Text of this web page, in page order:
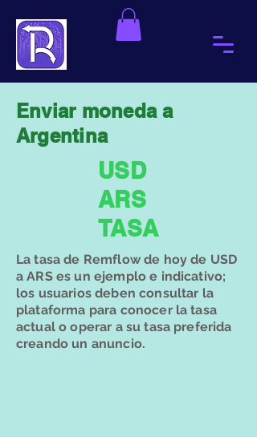
Enviar moneda a
Argentina
​USD
ARS
TASA
​La tasa de Remflow de hoy de USD
a ARS es un ejemplo e indicativo;
los usuarios deben consultar la
plataforma para conocer la tasa
actual o operar a su tasa preferida
creando un anuncio.